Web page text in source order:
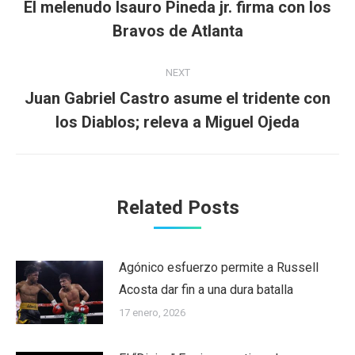
Previous
post:
El melenudo Isauro Pineda jr. firma con los
Bravos de Atlanta
NEXT
Next
post:
Juan Gabriel Castro asume el tridente con
los Diablos; releva a Miguel Ojeda
Related Posts
Agónico esfuerzo permite a Russell
Acosta dar fin a una dura batalla
17 enero, 2026